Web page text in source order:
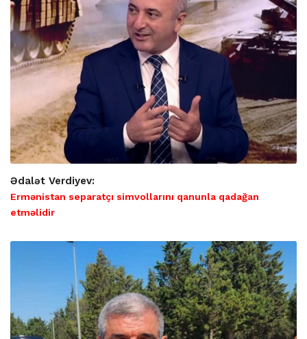
Ədalət Verdiyev:
Ermənistan separatçı simvollarını qanunla qadağan
etməlidir